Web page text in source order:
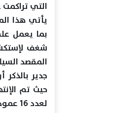
التي
يأتي هذا
بما يعمل
شغف
المقصد
حيث تم
لعدد 16 عمود، ثم أستأنف العمل في أغسطس الماضي.